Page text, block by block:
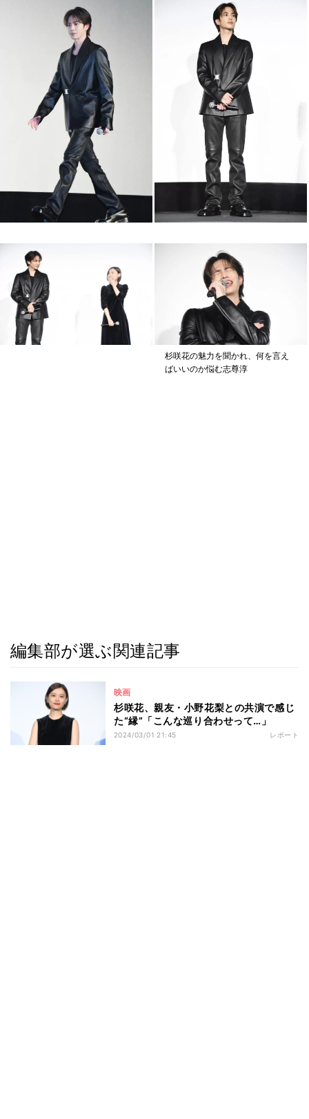
杉咲花の魅力を聞かれ、何を言え
ばいいのか悩む志尊淳
編集部が選ぶ関連記事
映画
杉咲花、親友・小野花梨との共演で感じ
た“縁”「こんな巡り合わせって…」
2024/03/01 21:45 レポート